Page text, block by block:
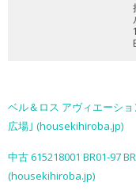
ベル＆ロス アヴィエーシ
広場｣ (housekihiroba.jp)
中古 615218001 BR01-97
(housekihiroba.jp)